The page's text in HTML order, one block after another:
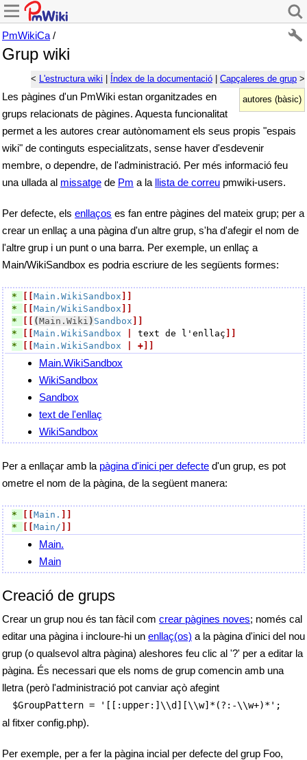
PmWikiCa /
Grup wiki
< L'estructura wiki Índex de la documentació Capçaleres de grup >
autores (bàsic)
Les pàgines d'un PmWiki estan organitzades en
grups relacionats de pàgines. Aquesta funcionalitat
permet a les autores crear autònomament els seus propis "espais
wiki" de continguts especialitzats, sense haver d'esdevenir
membre, o dependre, de l'administració. Per més informació feu
una ullada al missatge de Pm a la llista de correu pmwiki-users.
Per defecte, els enllaços es fan entre pàgines del mateix grup; per a
crear un enllaç a una pàgina d'un altre grup, s'ha d'afegir el nom de
l'altre grup i un punt o una barra. Per exemple, un enllaç a
Main/WikiSandbox es podria escriure de les següents formes:
* Main.WikiSandbox
*
Main/WikiSandbox
*
(Main.Wiki ) Sandbox
*
Main.WikiSandbox text de l'enllaç
*
Main.WikiSandbox +]]
Main.WikiSandbox
WikiSandbox
Sandbox
text de l'enllaç
WikiSandbox
Per a enllaçar amb la pàgina d'inici per defecte d'un grup, es pot
ometre el nom de la pàgina, de la següent manera:
* Main.
*
Main/
Main.
Main
Creació de grups
Crear un grup nou és tan fàcil com crear pàgines noves; només cal
editar una pàgina i incloure-hi un enllaç(os) a la pàgina d'inici del nou
grup (o qualsevol altra pàgina) aleshores feu clic al '?' per a editar la
pàgina. És necessari que els noms de grup comencin amb una
lletra (però l'administració pot canviar açò afegint
$GroupPattern = '[[:upper:]\\d][\\w]*(?:-\\w+)*';
al fitxer config.php).
Per exemple, per a fer la pàgina incial per defecte del grup Foo,